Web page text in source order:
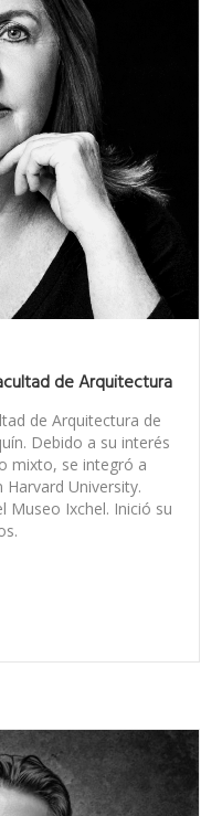
de Arquitectura
de Arquitectura de
Debido a su interés
mixto, se integró a
University.
Museo Ixchel. Inició su